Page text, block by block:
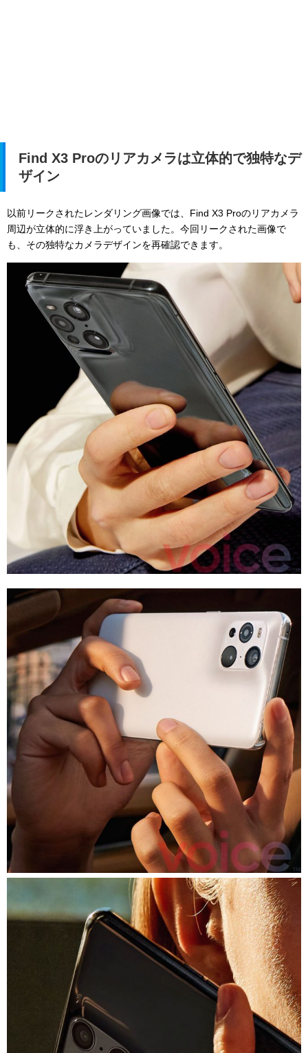
Find X3 Proのリアカメラは立体的で独特なデ
ザイン
以前リークされたレンダリング画像では、Find X3 Proのリアカメラ
周辺が立体的に浮き上がっていました。今回リークされた画像で
も、その独特なカメラデザインを再確認できます。